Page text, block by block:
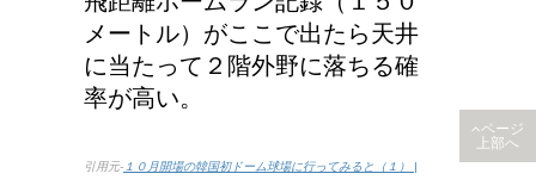
メートル）がここで出たら天井
に当たって２階外野に落ちる確
率が高い。
引用元- １０月開場の韓国初ドーム球場に行ってみると（１） |
ページ
上部へ